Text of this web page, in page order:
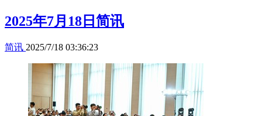
2025年7月18日简讯
简讯 2025/7/18 03:36:23